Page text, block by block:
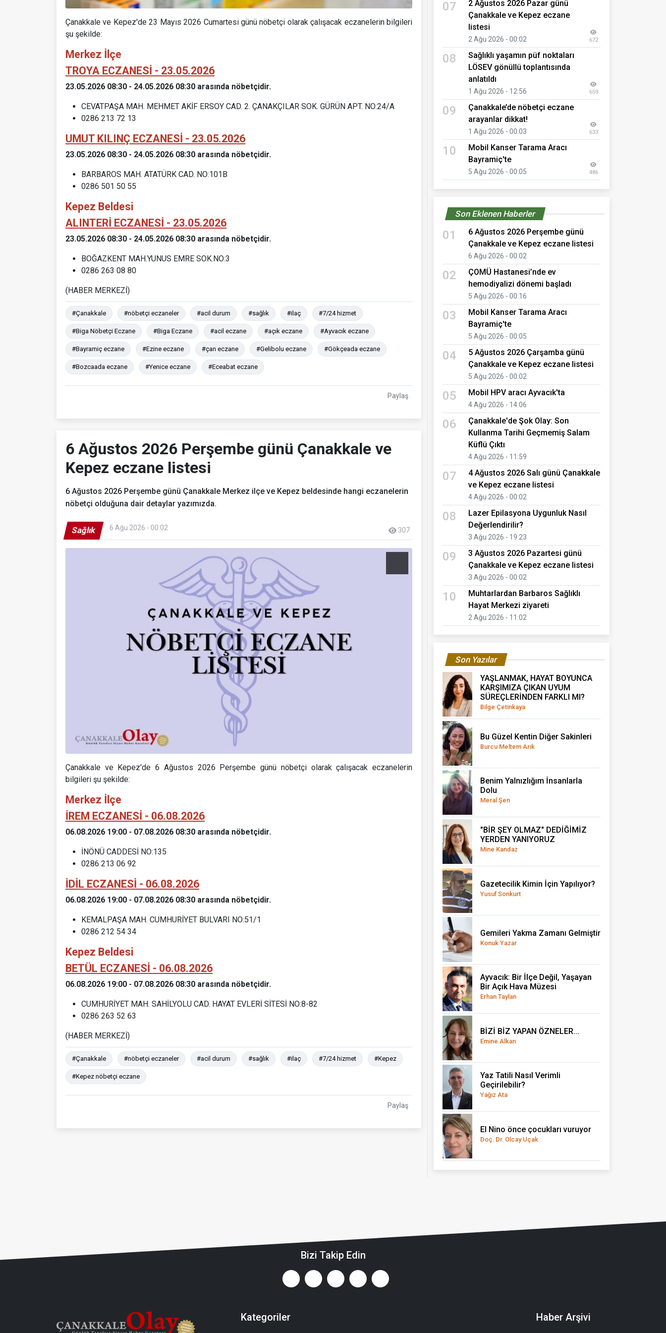
Çanakkale ve Kepez'de 23 Mayıs 2026 Cumartesi günü nöbetçi olarak çalışacak eczanelerin bilgileri
şu şekilde:
Merkez İlçe
TROYA ECZANESİ - 23.05.2026
23.05.2026 08:30 - 24.05.2026 08:30 arasında nöbetçidir.
CEVATPAŞA MAH. MEHMET AKİF ERSOY CAD. 2. ÇANAKÇILAR SOK. GÜRÜN APT. NO:24/A
0286 213 72 13
UMUT KILINÇ ECZANESİ - 23.05.2026
23.05.2026 08:30 - 24.05.2026 08:30 arasında nöbetçidir.
BARBAROS MAH. ATATÜRK CAD. NO:101B
0286 501 50 55
Kepez Beldesi
ALINTERİ ECZANESİ - 23.05.2026
23.05.2026 08:30 - 24.05.2026 08:30 arasında nöbetçidir.
BOĞAZKENT MAH.YUNUS EMRE SOK.NO:3
0286 263 08 80
(HABER MERKEZİ)
#Çanakkale #nöbetçi eczaneler #acil durum #sağlık #ilaç #7/24 hizmet
#Biga Nöbetçi Eczane #Biga Eczane #acil eczane #açık eczane #Ayvacık eczane
#Bayramiç eczane #Ezine eczane #çan eczane #Gelibolu eczane #Gökçeada eczane
#Bozcaada eczane #Yenice eczane #Eceabat eczane
Paylaş
6 Ağustos 2026 Perşembe günü Çanakkale ve
Kepez eczane listesi
6 Ağustos 2026 Perşembe günü Çanakkale Merkez ilçe ve Kepez beldesinde hangi eczanelerin
nöbetçi olduğuna dair detaylar yazımızda.
Sağlık 6 Ağu 2026 - 00:02 307
Çanakkale ve Kepez'de 6 Ağustos 2026 Perşembe günü nöbetçi olarak çalışacak eczanelerin
bilgileri şu şekilde:
Merkez İlçe
İREM ECZANESİ - 06.08.2026
06.08.2026 19:00 - 07.08.2026 08:30 arasında nöbetçidir.
İNÖNÜ CADDESİ NO:135
0286 213 06 92
İDİL ECZANESİ - 06.08.2026
06.08.2026 19:00 - 07.08.2026 08:30 arasında nöbetçidir.
KEMALPAŞA MAH. CUMHURİYET BULVARI NO:51/1
0286 212 54 34
Kepez Beldesi
BETÜL ECZANESİ - 06.08.2026
06.08.2026 19:00 - 07.08.2026 08:30 arasında nöbetçidir.
CUMHURİYET MAH. SAHİLYOLU CAD. HAYAT EVLERİ SİTESİ NO:8-82
0286 263 52 63
(HABER MERKEZİ)
#Çanakkale #nöbetçi eczaneler #acil durum #sağlık #ilaç #7/24 hizmet #Kepez
#Kepez nöbetçi eczane
Paylaş
07
2 Ağustos 2026 Pazar günü
Çanakkale ve Kepez eczane
listesi
2 Ağu 2026 - 00:02 672
08
Sağlıklı yaşamın püf noktaları
LÖSEV gönüllü toplantısında
anlatıldı
1 Ağu 2026 - 12:56 659
09
Çanakkale’de nöbetçi eczane
arayanlar dikkat!
1 Ağu 2026 - 00:03 633
10
Mobil Kanser Tarama Aracı
Bayramiç'te
5 Ağu 2026 - 00:05 486
Son Eklenen Haberler
01
6 Ağustos 2026 Perşembe günü
Çanakkale ve Kepez eczane listesi
6 Ağu 2026 - 00:02
02
ÇOMÜ Hastanesi’nde ev
hemodiyalizi dönemi başladı
5 Ağu 2026 - 00:16
03
Mobil Kanser Tarama Aracı
Bayramiç'te
5 Ağu 2026 - 00:05
04
5 Ağustos 2026 Çarşamba günü
Çanakkale ve Kepez eczane listesi
5 Ağu 2026 - 00:02
05 Mobil HPV aracı Ayvacık'ta
4 Ağu 2026 - 14:06
06
Çanakkale'de Şok Olay: Son
Kullanma Tarihi Geçmemiş Salam
Küflü Çıktı
4 Ağu 2026 - 11:59
07
4 Ağustos 2026 Salı günü Çanakkale
ve Kepez eczane listesi
4 Ağu 2026 - 00:02
08
Lazer Epilasyona Uygunluk Nasıl
Değerlendirilir?
3 Ağu 2026 - 19:23
09
3 Ağustos 2026 Pazartesi günü
Çanakkale ve Kepez eczane listesi
3 Ağu 2026 - 00:02
10
Muhtarlardan Barbaros Sağlıklı
Hayat Merkezi ziyareti
2 Ağu 2026 - 11:02
Son Yazılar
YAŞLANMAK, HAYAT BOYUNCA
KARŞIMIZA ÇIKAN UYUM
SÜREÇLERİNDEN FARKLI MI?
Bilge Çetinkaya
Bu Güzel Kentin Diğer Sakinleri
Burcu Meltem Arık
Benim Yalnızlığım İnsanlarla
Dolu
Meral Şen
"BİR ŞEY OLMAZ" DEDİĞİMİZ
YERDEN YANIYORUZ
Mine Kandaz
Gazetecilik Kimin İçin Yapılıyor?
Yusuf Sonkurt
Gemileri Yakma Zamanı Gelmiştir
Konuk Yazar
Ayvacık: Bir İlçe Değil, Yaşayan
Bir Açık Hava Müzesi
Erhan Taylan
BİZİ BİZ YAPAN ÖZNELER...
Emine Alkan
Yaz Tatili Nasıl Verimli
Geçirilebilir?
Yağız Ata
El Nino önce çocukları vuruyor
Doç. Dr. Olcay Uçak
Bizi Takip Edin
Kategoriler Haber Arşivi